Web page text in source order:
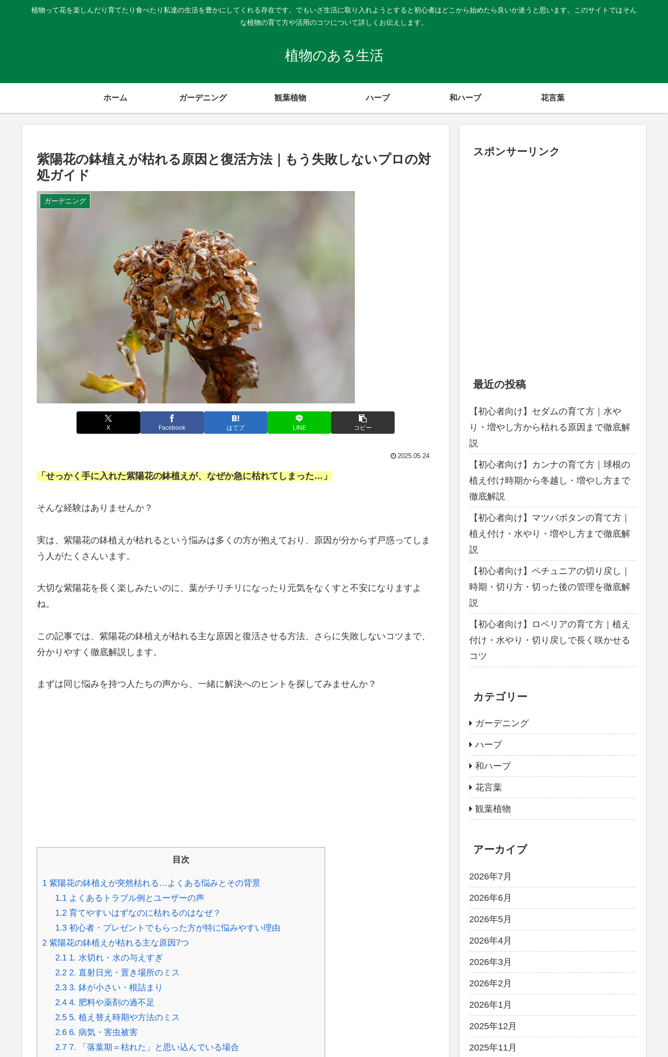
植物って花を楽しんだり育てたり食べたり私達の生活を豊かにしてくれる存在です。でもいざ生活に取り入れようとすると初心者はどこから始めたら良いか迷うと思います。このサイトではそん
な植物の育て方や活用のコツについて詳しくお伝えします。
植物のある生活
ホーム ガーデニング 観葉植物 ハーブ 和ハーブ 花言葉
紫陽花の鉢植えが枯れる原因と復活方法｜もう失敗しないプロの対
処ガイド
ガーデニング
X Facebook はてブ LINE コピー
2025.05.24
「せっかく手に入れた紫陽花の鉢植えが、なぜか急に枯れてしまった…」
そんな経験はありませんか？
実は、紫陽花の鉢植えが枯れるという悩みは多くの方が抱えており、原因が分からず戸惑ってしま
う人がたくさんいます。
大切な紫陽花を長く楽しみたいのに、葉がチリチリになったり元気をなくすと不安になりますよ
ね。
この記事では、紫陽花の鉢植えが枯れる主な原因と復活させる方法、さらに失敗しないコツまで、
分かりやすく徹底解説します。
まずは同じ悩みを持つ人たちの声から、一緒に解決へのヒントを探してみませんか？
目次
1 紫陽花の鉢植えが突然枯れる…よくある悩みとその背景
1.1よくあるトラブル例とユーザーの声
1.2育てやすいはずなのに枯れるのはなぜ？
1.3初心者・プレゼントでもらった方が特に悩みやすい理由
2 紫陽花の鉢植えが枯れる主な原因7つ
2.11. 水切れ・水の与えすぎ
2.22. 直射日光・置き場所のミス
2.33. 鉢が小さい・根詰まり
2.44. 肥料や薬剤の過不足
2.55. 植え替え時期や方法のミス
2.66. 病気・害虫被害
2.77. 「落葉期＝枯れた」と思い込んでいる場合
スポンサーリンク
最近の投稿
【初心者向け】セダムの育て方｜水や
り・増やし方から枯れる原因まで徹底解
説
【初心者向け】カンナの育て方｜球根の
植え付け時期から冬越し・増やし方まで
徹底解説
【初心者向け】マツバボタンの育て方｜
植え付け・水やり・増やし方まで徹底解
説
【初心者向け】ペチュニアの切り戻し｜
時期・切り方・切った後の管理を徹底解
説
【初心者向け】ロベリアの育て方｜植え
付け・水やり・切り戻しで長く咲かせる
コツ
カテゴリー
ガーデニング
ハーブ
和ハーブ
花言葉
観葉植物
アーカイブ
2026年7月
2026年6月
2026年5月
2026年4月
2026年3月
2026年2月
2026年1月
2025年12月
2025年11月